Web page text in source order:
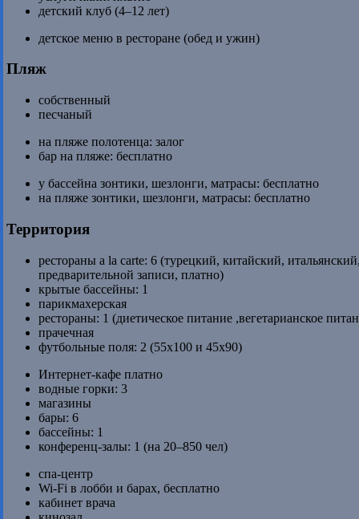
детский клуб (4–12 лет)
детское меню в ресторане (обед и ужин)
Пляж
собственный
песчаный
на пляже полотенца: залог
бар на пляже: бесплатно
у бассейна зонтики, шезлонги, матрасы: бесплатно
на пляже зонтики, шезлонги, матрасы: бесплатно
Территория
рестораны a la carte: 6 (турецкий, китайский,
предварительной записи, платно)
крытые бассейны: 1
парикмахерская
рестораны: 1 (диетическое питание ,вегетарианское
прачечная
футбольные поля: 2 (55x100 и 45x90)
Интернет-кафе платно
водные горки: 3
магазины
бары: 6
бассейны: 1
конференц-залы: 1 (на 20–850 чел)
спа-центр
Wi-Fi в лобби и барах, бесплатно
кабинет врача